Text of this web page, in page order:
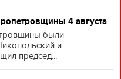
4 августа
были
и
председ...